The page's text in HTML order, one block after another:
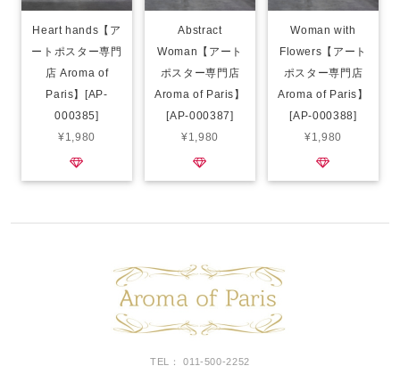
Heart hands【ア
ートポスター専門
店 Aroma of
Paris】[AP-
000385]
¥1,980
Abstract
Woman【アート
ポスター専門店
Aroma of Paris】
[AP-000387]
¥1,980
Woman with
Flowers【アート
ポスター専門店
Aroma of Paris】
[AP-000388]
¥1,980
TEL： 011-500-2252